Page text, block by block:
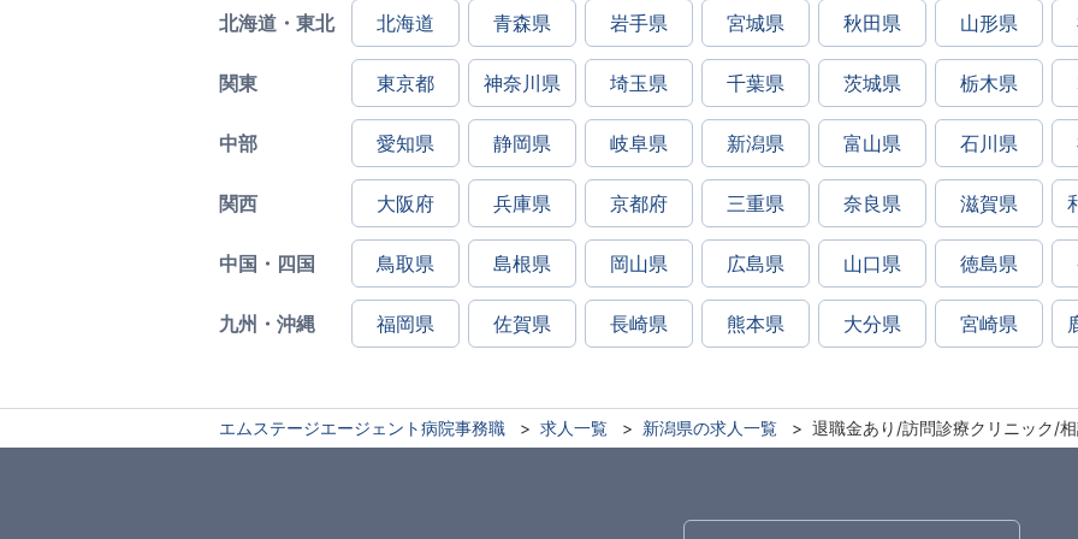
北海道・東北 北海道 青森県 岩手県 宮城県 秋田県 山形県
関東 東京都 神奈川県 埼玉県 千葉県 茨城県 栃木県
中部 愛知県 静岡県 岐阜県 新潟県 富山県 石川県
関西 大阪府 兵庫県 京都府 三重県 奈良県 滋賀県
中国・四国 鳥取県 島根県 岡山県 広島県 山口県 徳島県
九州・沖縄 福岡県 佐賀県 長崎県 熊本県 大分県 宮崎県
エムステージエージェント病院事務職 求人一覧 新潟県の求人一覧 退職金あり/訪問診療クリニック/